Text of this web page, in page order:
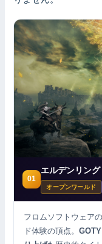
01
エルデンリング
オープンワールド
フロムソフトウェア
ド体験の頂点。